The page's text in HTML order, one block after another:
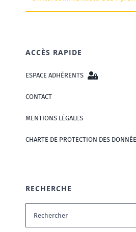
ACCÈS RAPIDE
ESPACE ADHÉRENTS
CONTACT
MENTIONS LÉGALES
CHARTE DE PROTECTION DES
RECHERCHE
Rechercher: